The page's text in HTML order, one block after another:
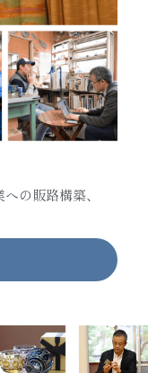
の販路構築、